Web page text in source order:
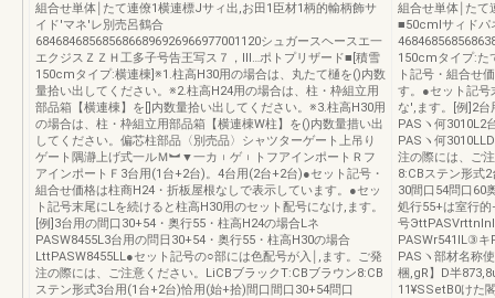
組合せ単体￨たて連僚1横連標Jサィ出,お田1臣材1柄的輸柄飾サ
イド′マネ'レ別売呂鶴合
6846846856856866896926966977001120シュガースヘースエ一
エクジスＺＺＨ工多子号告王写ス７，Ⅲ…ポトプリザード■[積雪
150cmタイプ:横連棟]※1.柱高H30用の場合は、丸たて樋を()内数
量拾い出してください。※2.柱高H24用の場合は、柱・枠組立用
部品箱【横連棟】を[]内数量拾い出してください。※3.柱高H30用
の場合は、柱・枠組立用部品箱【横連棟W柱】を()内数量措い出
してください。偏芯柱部品〈別売品〉シャツターゲート上吊り
ゲート隅瀞上げ式一ルＭ︼▼一カ︲ゲ︲トフアインポートＲフ
アインポートＦ3台用(1台+2台)。4台用(2台+2台)●セット記号・
組合せ価格は柱商H24・折板屋根なしで表示しています。●セッ
ト記号末尾にLを続けると柱高H30用のセット配号になけ,ます。
[例]3台用の間口30+54・奥行55・柱高H24の場合Lネ
PASW8455L3台用の問日30+54・奥行55・柱高H30の場合
LttPASW8455LL●セット記号の○部には色配号が入￨,ます。ご発
注の際には、ご注意ください。LiCBブラックT:CBブラウン8:CB
ステン形式3台用(1台+2台)恰用(始+拾)間口間口30+54問口
組合せ単体￨たて
■50cmlサィドパ
150cmタイプ:た
ト記号・組合せ
す。●セット記号
な',ます。[例]2台
PASヽ何3010L2
PASヽ何
注の際には、ご
8:CBステン形式2
30間口54問口60
処行55+は室行
号
PASWr541lL③キ
PASヽ部材名称
梱,gR】D半
11¥SSetB0けた